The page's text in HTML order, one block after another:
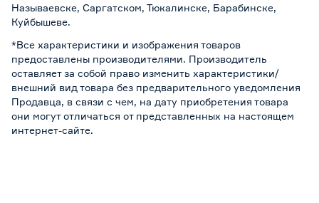
Называевске, Саргатском, Тюкалинске, Барабинске,
Куйбышеве.
*Все характеристики и изображения товаров
предоставлены производителями. Производитель
оставляет за собой право изменить характеристики/
внешний вид товара без предварительного уведомления
Продавца, в связи с чем, на дату приобретения товара
они могут отличаться от представленных на настоящем
интернет-сайте.